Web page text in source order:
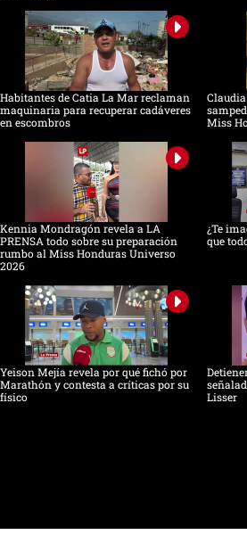
Habitantes de Catia La Mar reclaman
maquinaria para recuperar cadáveres
en escombros
Miss
Kennia Mondragón revela a LA
PRENSA todo sobre su preparación
rumbo al Miss Honduras Universo
2026
¿Te
que
Yeison Mejía revela por qué fichó por
Marathón y contesta a críticas por su
físico
Lisser